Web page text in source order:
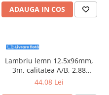
ADAUGA IN COS
Lambriu lemn 12.5x96mm,
3m, calitatea A/B, 2.88
mp/pachet
44,08 Lei